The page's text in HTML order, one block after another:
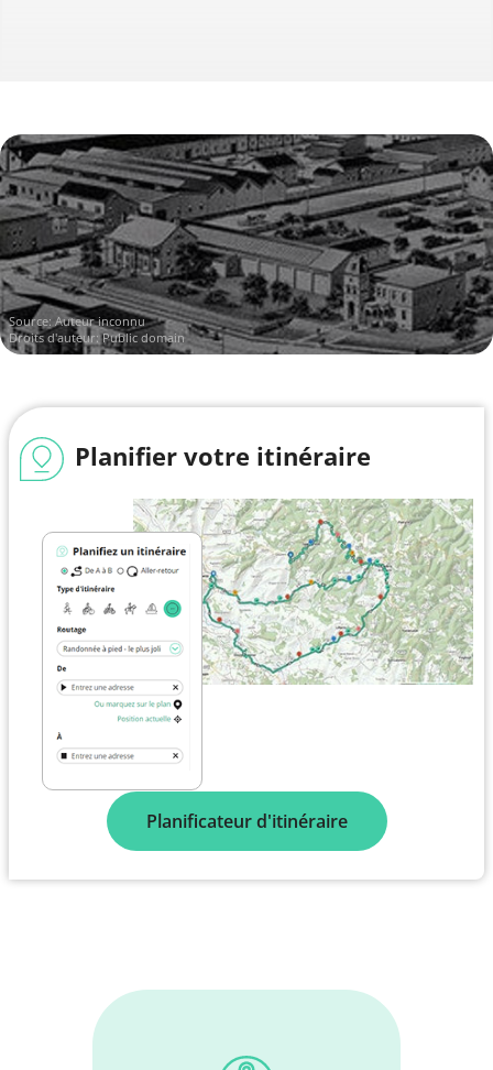
Source:Auteur inconnu
Droits d'auteur: Public domain
Planifier votre itinéraire
Planificateur d'itinéraire